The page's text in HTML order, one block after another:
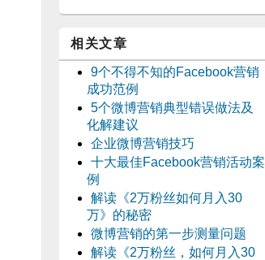
相关文章
9个不得不知的Facebook营销
成功范例
5个微博营销典型错误做法及
化解建议
企业微博营销技巧
十大最佳Facebook营销活动案
例
解读《2万粉丝如何月入30
万》的秘密
微博营销的第一步测量问题
解读《2万粉丝，如何月入30